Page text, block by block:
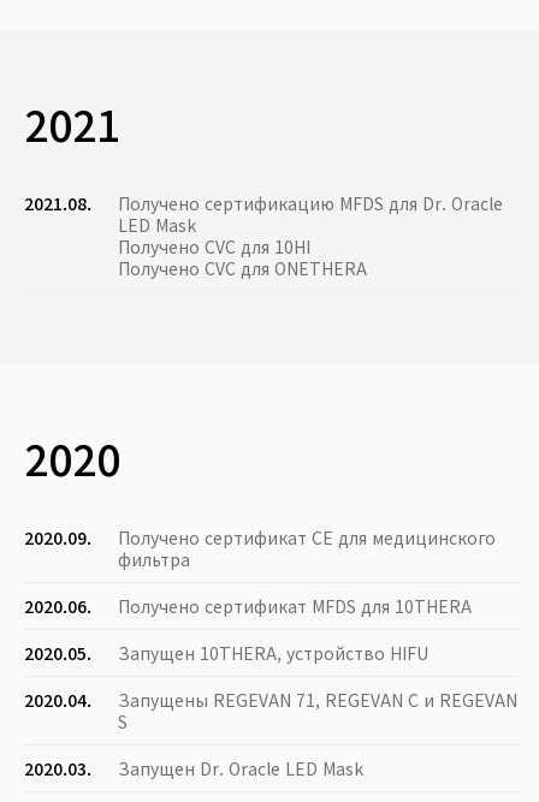
2021
2021.08.
Получено сертификацию MFDS для Dr. Oracle
LED Mask
Получено CVC для 10HI
Получено CVC для ONETHERA
2020
2020.09.
Получено сертификат CE для медицинского
фильтра
2020.06.
Получено сертификат MFDS для 10THERA
2020.05.
Запущен 10THERA, устройство HIFU
2020.04.
Запущены REGEVAN 71, REGEVAN C и REGEVAN
S
2020.03.
Запущен Dr. Oracle LED Mask